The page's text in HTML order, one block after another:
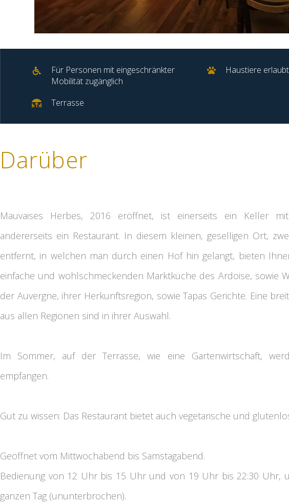
Für Personen mit eingeschränkter
Mobilität zugänglich
Haustiere erlaubt
Terrasse
Darüber
Mauvaises Herbes, 2016 eröffnet, ist einerseits ein Keller
andererseits ein Restaurant. In diesem kleinen, geselligen Ort,
entfernt, in welchen man durch einen Hof hin gelangt, bieten
einfache und wohlschmeckenden Marktküche des Ardoise, sowie
der Auvergne, ihrer Herkunftsregion, sowie Tapas Gerichte. Eine
aus allen Regionen sind in ihrer Auswahl.
Im Sommer, auf der Terrasse, wie eine Gartenwirtschaft,
empfangen.
Gut zu wissen: Das Restaurant bietet auch vegetarische und
Geöffnet vom Mittwochabend bis Samstagabend.
Bedienung von 12 Uhr bis 15 Uhr und von 19 Uhr bis 22:30 Uhr,
ganzen Tag (ununterbrochen).